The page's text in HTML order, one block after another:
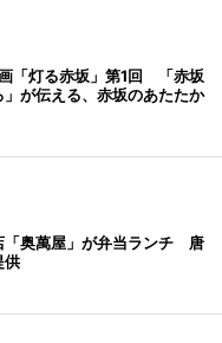
「灯る赤坂」第1回 「赤坂
が伝える、赤坂のあたたか
「奥萬屋」が弁当ランチ 唐
供